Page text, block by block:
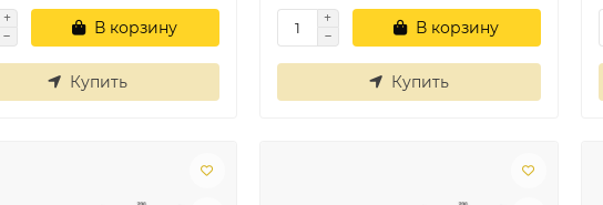
В корзину
Купить
В корзину
Купить